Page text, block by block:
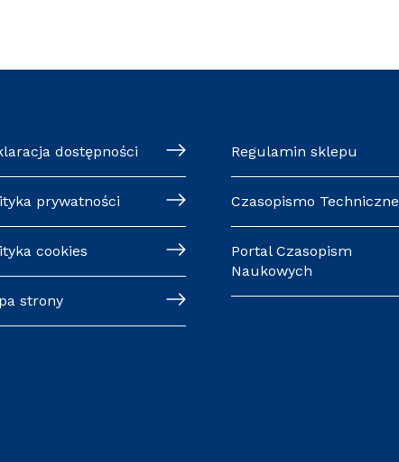
dostępności
prywatności
cookies
strony
Regulamin sklepu
Czasopismo Techniczne
Portal Czasopism
Naukowych